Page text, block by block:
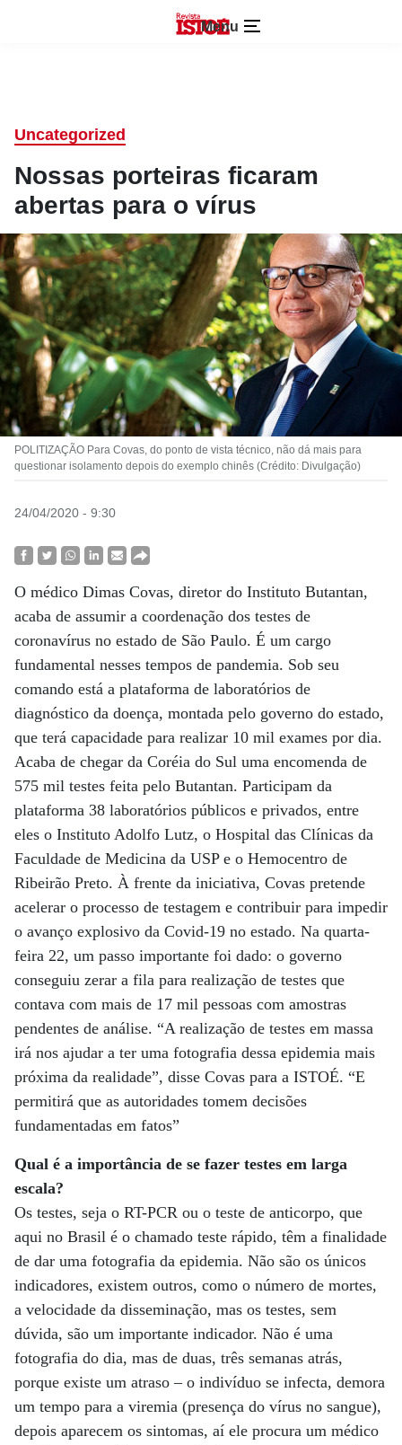
Menu
Uncategorized
Nossas porteiras ficaram
abertas para o vírus
POLITIZAÇÃO Para Covas, do ponto de vista técnico, não dá mais para
questionar isolamento depois do exemplo chinês (Crédito: Divulgação)
24/04/2020 - 9:30
O médico Dimas Covas, diretor do Instituto Butantan,
acaba de assumir a coordenação dos testes de
coronavírus no estado de São Paulo. É um cargo
fundamental nesses tempos de pandemia. Sob seu
comando está a plataforma de laboratórios de
diagnóstico da doença, montada pelo governo do estado,
que terá capacidade para realizar 10 mil exames por dia.
Acaba de chegar da Coréia do Sul uma encomenda de
575 mil testes feita pelo Butantan. Participam da
plataforma 38 laboratórios públicos e privados, entre
eles o Instituto Adolfo Lutz, o Hospital das Clínicas da
Faculdade de Medicina da USP e o Hemocentro de
Ribeirão Preto. À frente da iniciativa, Covas pretende
acelerar o processo de testagem e contribuir para impedir
o avanço explosivo da Covid-19 no estado. Na quarta-
feira 22, um passo importante foi dado: o governo
conseguiu zerar a fila para realização de testes que
contava com mais de 17 mil pessoas com amostras
pendentes de análise. “A realização de testes em massa
irá nos ajudar a ter uma fotografia dessa epidemia mais
próxima da realidade”, disse Covas para a ISTOÉ. “E
permitirá que as autoridades tomem decisões
fundamentadas em fatos”
Qual é a importância de se fazer testes em larga
escala?
Os testes, seja o RT-PCR ou o teste de anticorpo, que
aqui no Brasil é o chamado teste rápido, têm a finalidade
de dar uma fotografia da epidemia. Não são os únicos
indicadores, existem outros, como o número de mortes,
a velocidade da disseminação, mas os testes, sem
dúvida, são um importante indicador. Não é uma
fotografia do dia, mas de duas, três semanas atrás,
porque existe um atraso – o indivíduo se infecta, demora
um tempo para a viremia (presença do vírus no sangue),
depois aparecem os sintomas, aí ele procura um médico